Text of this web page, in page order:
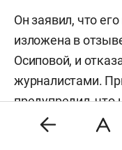
Он заявил, что
изложена в
Осиповой, и
журналистами.
предупредил, что
ситуации